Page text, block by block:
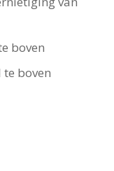
boven
boven